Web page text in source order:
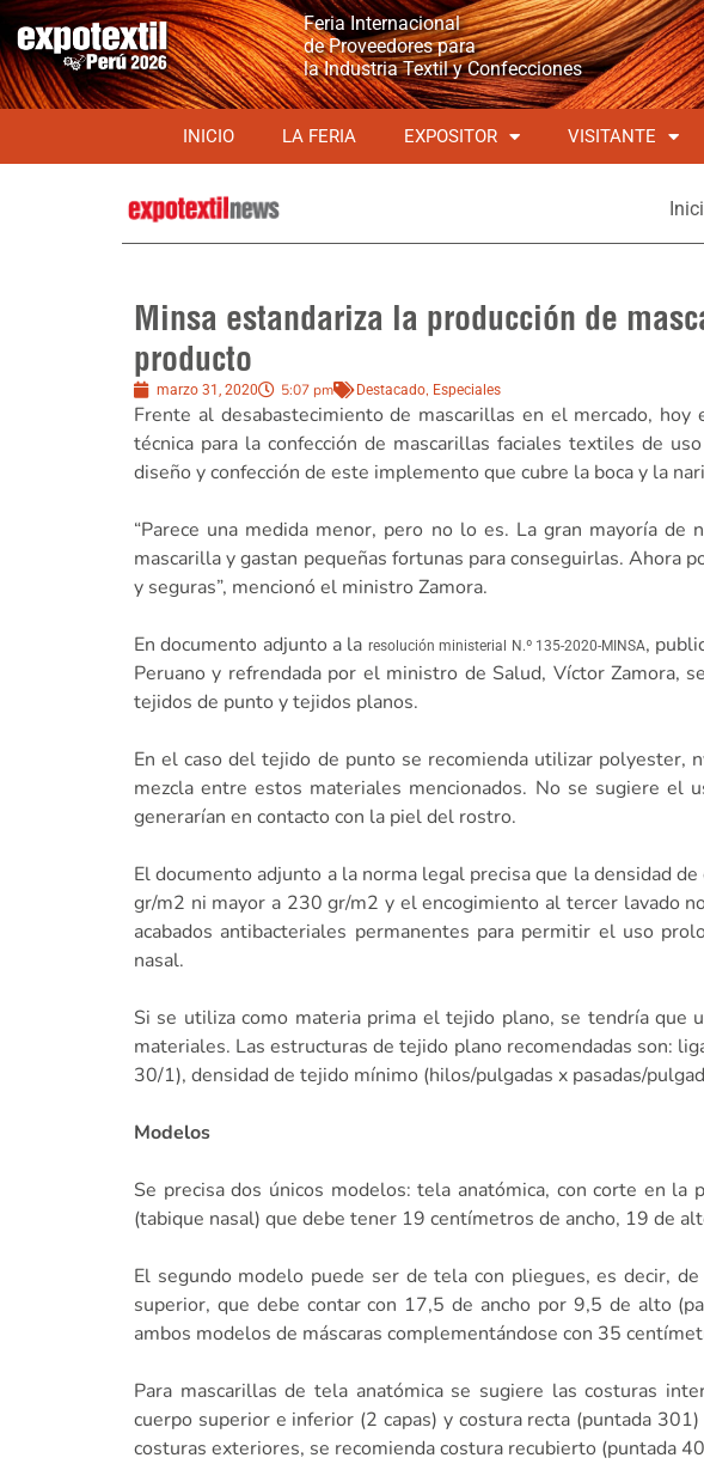
Feria Internacional
de Proveedores para
la Industria Textil y Confecciones
INICIO LA FERIA EXPOSITOR VISITANTE
Minsa estandariza la producción de
producto
marzo 31, 2020 5:07 pm Destacado, Especiales
Frente al desabastecimiento de mascarillas en el mercado, hoy
técnica para la confección de mascarillas faciales textiles de
diseño y confección de este implemento que cubre la boca y la
“Parece una medida menor, pero no lo es. La gran mayoría
mascarilla y gastan pequeñas fortunas para conseguirlas. Ahora
y seguras”, mencionó el ministro Zamora.
En documento adjunto a la resolución ministerial N.º 135-2020-MINSA,
Peruano y refrendada por el ministro de Salud, Víctor Zamora,
tejidos de punto y tejidos planos.
En el caso del tejido de punto se recomienda utilizar polyester,
mezcla entre estos materiales mencionados. No se sugiere el
generarían en contacto con la piel del rostro.
El documento adjunto a la norma legal precisa que la densidad
gr/m2 ni mayor a 230 gr/m2 y el encogimiento al tercer lavado
acabados antibacteriales permanentes para permitir el uso
nasal.
Si se utiliza como materia prima el tejido plano, se tendría que
materiales. Las estructuras de tejido plano recomendadas son:
30/1), densidad de tejido mínimo (hilos/pulgadas x pasadas/
Modelos
Se precisa dos únicos modelos: tela anatómica, con corte en
(tabique nasal) que debe tener 19 centímetros de ancho, 19 de
El segundo modelo puede ser de tela con pliegues, es decir,
superior, que debe contar con 17,5 de ancho por 9,5 de alto
ambos modelos de máscaras complementándose con 35
Para mascarillas de tela anatómica se sugiere las costuras
cuerpo superior e inferior (2 capas) y costura recta (puntada
costuras exteriores, se recomienda costura recubierto (puntada